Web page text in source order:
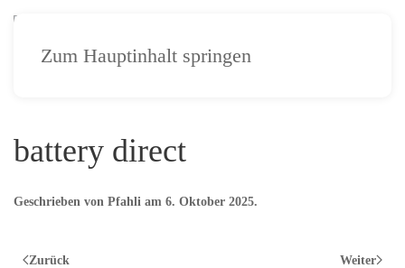
Zum Hauptinhalt springen
battery direct
Geschrieben von Pfahli am 6. Oktober 2025.
Zurück Weiter